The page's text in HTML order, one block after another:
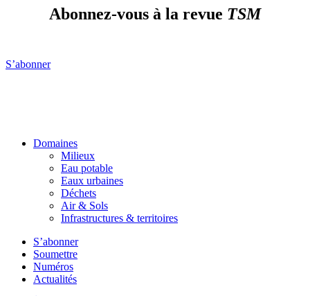
Abonnez-vous à la revue TSM
S’abonner
Domaines
Milieux
Eau potable
Eaux urbaines
Déchets
Air & Sols
Infrastructures & territoires
S’abonner
Soumettre
Numéros
Actualités